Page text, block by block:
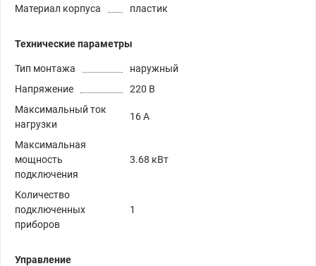
Материал корпуса
пластик
Технические параметры
Тип монтажа
наружный
Напряжение
220 В
Максимальный ток
нагрузки
16 А
Максимальная
мощность
подключения
3.68 кВт
Количество
подключенных
приборов
1
Управление